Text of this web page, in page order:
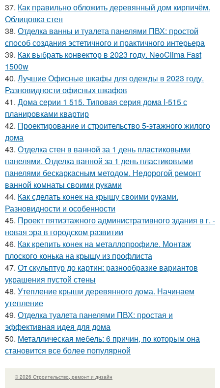
37. Как правильно обложить деревянный дом кирпичём.
Облицовка стен
38. Отделка ванны и туалета панелями ПВХ: простой
способ создания эстетичного и практичного интерьера
39. Как выбрать конвектор в 2023 году. NeoClima Fast
1500w
40. Лучшие Офисные шкафы для одежды в 2023 году.
Разновидности офисных шкафов
41. Дома серии 1 515. Типовая серия дома I-515 с
планировками квартир
42. Проектирование и строительство 5-этажного жилого
дома
43. Отделка стен в ванной за 1 день пластиковыми
панелями. Отделка ванной за 1 день пластиковыми
панелями бескаркасным методом. Недорогой ремонт
ванной комнаты своими руками
44. Как сделать конек на крышу своими руками.
Разновидности и особенности
45. Проект пятиэтажного административного здания в г. -
новая эра в городском развитии
46. Как крепить конек на металлопрофиле. Монтаж
плоского конька на крышу из профлиста
47. От скульптур до картин: разнообразие вариантов
украшения пустой стены
48. Утепление крыши деревянного дома. Начинаем
утепление
49. Отделка туалета панелями ПВХ: простая и
эффективная идея для дома
50. Металлическая мебель: 6 причин, по которым она
становится все более популярной
© 2026 Строительство, ремонт и дизайн